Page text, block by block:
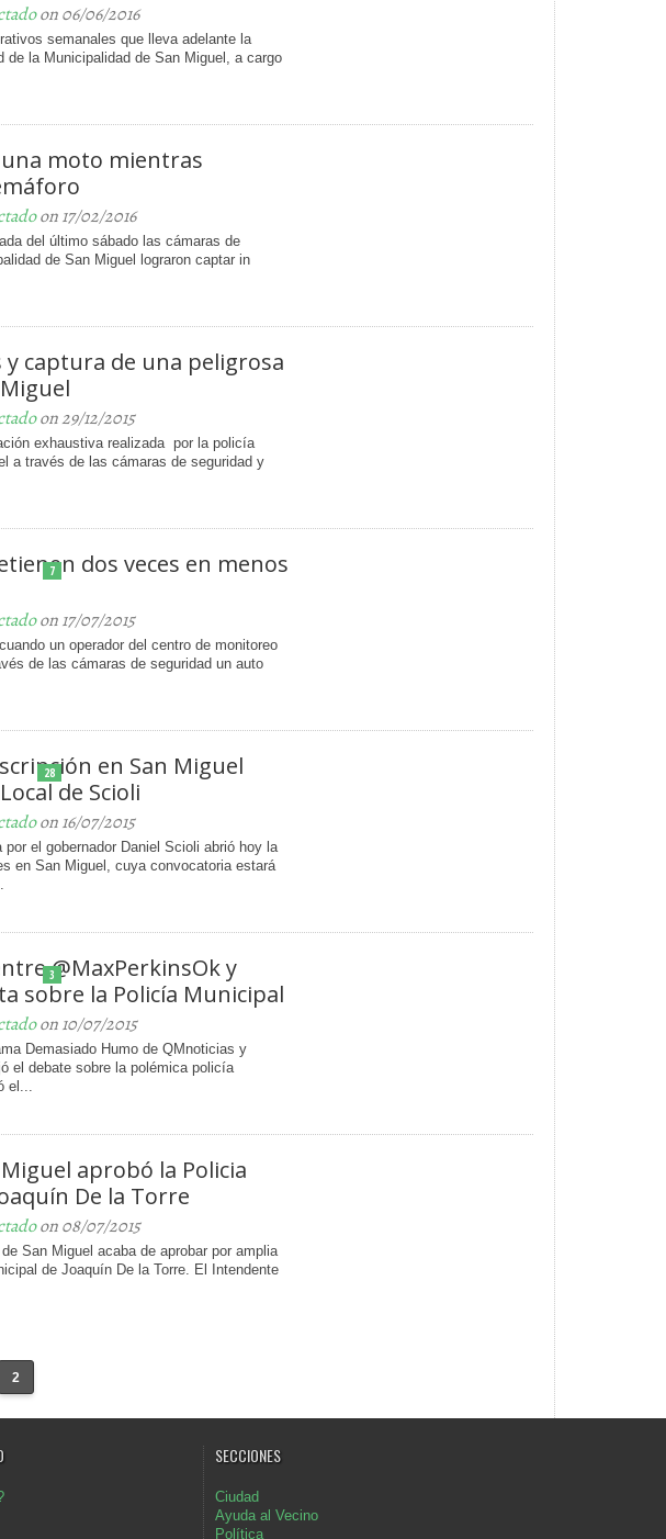
on 06/06/2016
semanales que lleva adelante la
de la Municipalidad de San Miguel, a cargo
moto mientras
on 17/02/2016
del último sábado las cámaras de
de San Miguel lograron captar in
captura de una peligrosa
on 29/12/2015
exhaustiva realizada por la policía
a través de las cámaras de seguridad y
7
dos veces en menos
on 17/07/2015
un operador del centro de monitoreo
de las cámaras de seguridad un auto
28
en San Miguel
de Scioli
on 16/07/2015
por el gobernador Daniel Scioli abrió hoy la
en San Miguel, cuya convocatoria estará
3
@MaxPerkinsOk y
sobre la Policía Municipal
on 10/07/2015
Demasiado Humo de QMnoticias y
el debate sobre la polémica policía
el...
Miguel aprobó la Policia
De la Torre
on 08/07/2015
San Miguel acaba de aprobar por amplia
de Joaquín De la Torre. El Intendente
2
SECCIONES
Ciudad
Ayuda al Vecino
Política